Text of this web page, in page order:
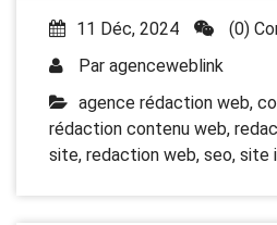
11 Déc, 2024
(0)
Par agenceweblink
agence rédaction web,
rédaction contenu web,
site, redaction web, seo, site